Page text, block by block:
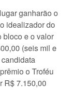
ganharão o
idealizador do
bloco e o valor
(seis mil e
o Troféu
R$ 7.150,00